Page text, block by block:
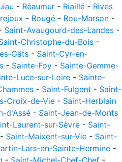
- Réaumur - Riaillé - Rives
- Rougé - Rou-Marson -
Saint-Avaugourd-des-Landes -
Christophe-du-Bois -
Gâts - Saint-Cyr-en-
- Sainte-Foy - Sainte-Gemme-
Luce-sur-Loire - Sainte-
- Saint-Fulgent - Saint-
Croix-de-Vie - Saint-Herblain
d'Assé - Saint-Jean-de-Monts
Laurent-sur-Sèvre - Saint-
- Saint-Maixent-sur-Vie - Saint-
Lars-en-Sainte-Hermine -
- Saint-Michel-Chef-Chef -